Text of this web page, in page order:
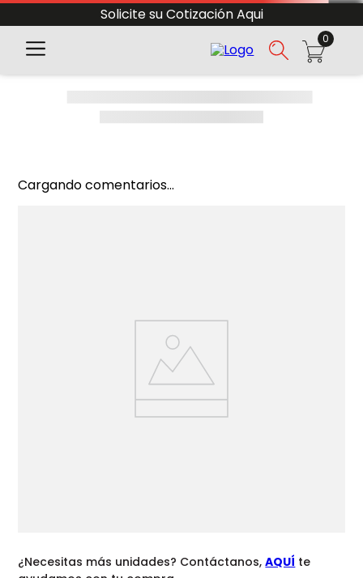
Solicite su Cotización Aqui
0
Cargando comentarios...
¿Necesitas más unidades? Contáctanos,AQUÍ te